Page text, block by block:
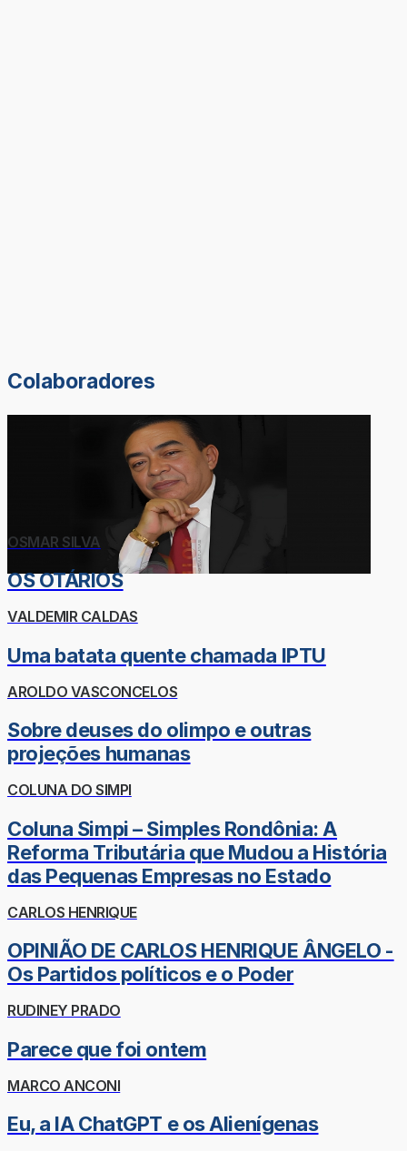
Colaboradores
OSMAR SILVA
OS OTÁRIOS
VALDEMIR CALDAS
Uma batata quente chamada IPTU
AROLDO VASCONCELOS
Sobre deuses do olimpo e outras
projeções humanas
COLUNA DO SIMPI
Coluna Simpi – Simples Rondônia: A
Reforma Tributária que Mudou a História
das Pequenas Empresas no Estado
CARLOS HENRIQUE
OPINIÃO DE CARLOS HENRIQUE ÂNGELO -
Os Partidos políticos e o Poder
RUDINEY PRADO
Parece que foi ontem
MARCO ANCONI
Eu, a IA ChatGPT e os Alienígenas